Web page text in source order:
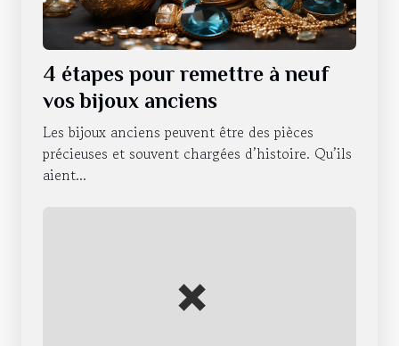
4 étapes pour remettre à neuf
vos bijoux anciens
Les bijoux anciens peuvent être des pièces
précieuses et souvent chargées d’histoire. Qu’ils
aient...